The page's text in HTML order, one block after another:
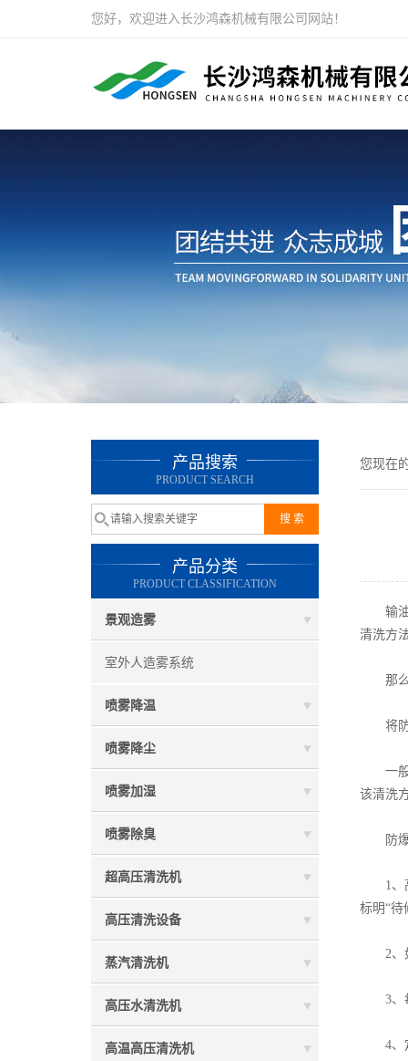
您好，欢迎进入长沙鸿森机械有限公司网站！
产品搜索
PRODUCT SEARCH
产品分类
PRODUCT CLASSIFICATION
景观造雾
室外人造雾系统
喷雾降温
喷雾降尘
喷雾加湿
喷雾除臭
超高压清洗机
高压清洗设备
蒸汽清洗机
高压水清洗机
高温高压清洗机
您现在
输油
清洗方
那么
将防
一般
该清洗
防爆
1、高
标明“待
2、如
3、每
4、定